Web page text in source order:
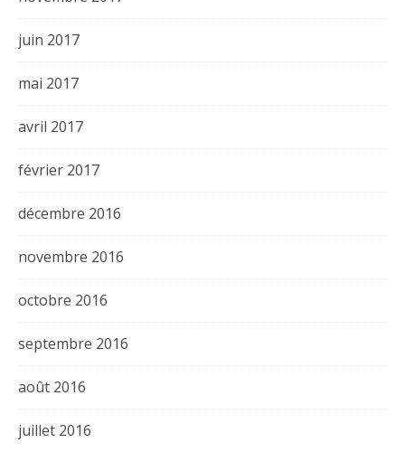
juin 2017
mai 2017
avril 2017
février 2017
décembre 2016
novembre 2016
octobre 2016
septembre 2016
août 2016
juillet 2016